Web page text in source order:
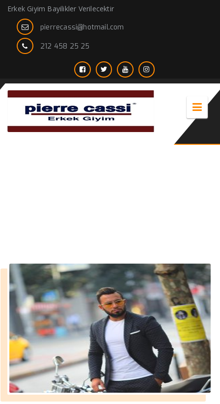
Erkek Giyim Bayilikler Verilecektir
pierrecassi@hotmail.com
212 458 25 25